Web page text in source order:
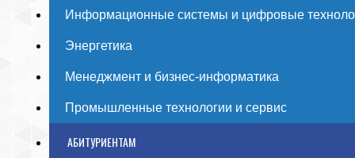
Информационные системы и цифровые
Энергетика
Менеджмент и бизнес-информатика
Промышленные технологии и сервис
АБИТУРИЕНТАМ